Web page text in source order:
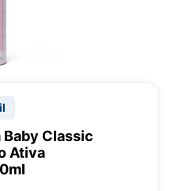
Classic
Ativa